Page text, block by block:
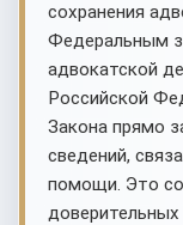
сохранения
Федеральным
адвокатской
Российской
Закона прямо
сведений,
помощи. Это